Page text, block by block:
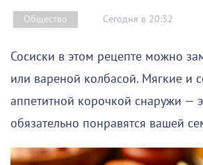
Общество Сегодня в 20:32
Сосиски в этом рецепте можно
или вареной колбасой. Мягкие и
аппетитной корочкой снаружи —
обязательно понравятся вашей